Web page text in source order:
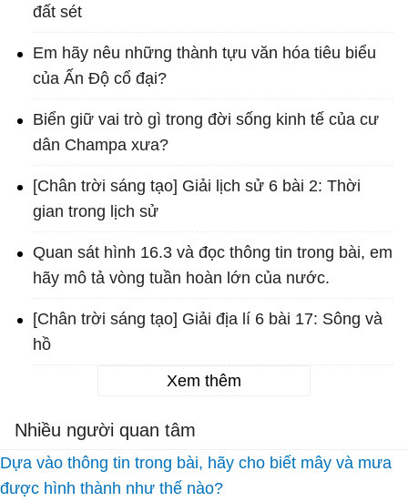
đất sét
Em hãy nêu những thành tựu văn hóa tiêu biểu
của Ấn Độ cổ đại?
Biển giữ vai trò gì trong đời sống kinh tế của cư
dân Champa xưa?
[Chân trời sáng tạo] Giải lịch sử 6 bài 2: Thời
gian trong lịch sử
Quan sát hình 16.3 và đọc thông tin trong bài, em
hãy mô tả vòng tuần hoàn lớn của nước.
[Chân trời sáng tạo] Giải địa lí 6 bài 17: Sông và
hồ
Xem thêm
Nhiều người quan tâm
Dựa vào thông tin trong bài, hãy cho biết mây và mưa
được hình thành như thế nào?